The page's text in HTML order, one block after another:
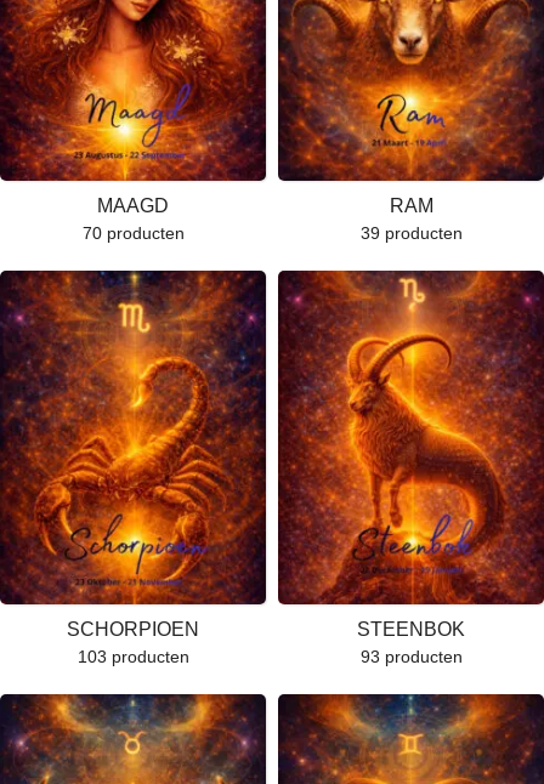
MAAGD
70 producten
RAM
39 producten
SCHORPIOEN
103 producten
STEENBOK
93 producten